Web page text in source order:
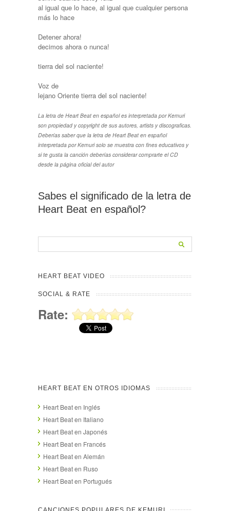
al igual que lo hace, al igual que cualquier persona
más lo hace
Detener ahora!
decimos ahora o nunca!
tierra del sol naciente!
Voz de
lejano Oriente tierra del sol naciente!
La letra de Heart Beat en español es interpretada por Kemuri
son propiedad y copyright de sus autores, artists y discograficas.
Deberías saber que la letra de Heart Beat en español
interpretada por Kemuri solo se muestra con fines educativos y
si te gusta la canción deberías considerar comprarte el CD
desde la página oficial del autor
Sabes el significado de la letra de
Heart Beat en español?
HEART BEAT VIDEO
SOCIAL & RATE
Rate:
HEART BEAT EN OTROS IDIOMAS
Heart Beat en Inglés
Heart Beat en Italiano
Heart Beat en Japonés
Heart Beat en Francés
Heart Beat en Alemán
Heart Beat en Ruso
Heart Beat en Portugués